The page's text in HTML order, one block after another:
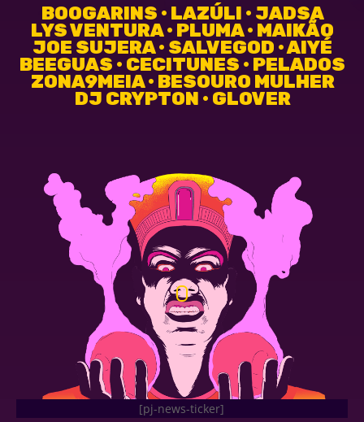
BOOGARINS • LAZÚLI • JADSA
LYS VENTURA • PLUMA • MAIKÃO
JOE SUJERA • SALVEGOD • AIYÉ
BEEGUAS • CECITUNES • PELADOS
ZONA9MEIA • BESOURO MULHER
DJ CRYPTON • GLOVER
[pj-news-ticker]